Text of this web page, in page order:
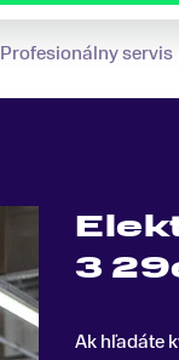
Profesionálny servis
3
Ak hľadáte